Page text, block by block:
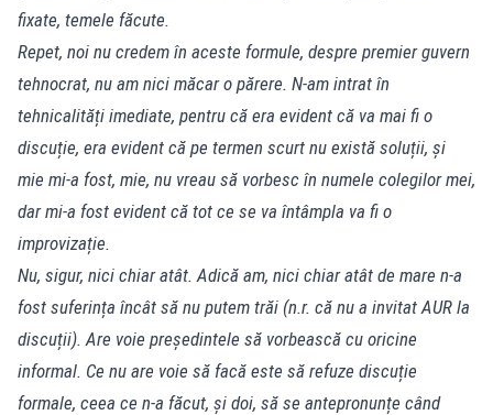
fixate, temele făcute.
Repet, noi nu credem în aceste formule, despre premier guvern
tehnocrat, nu am nici măcar o părere. N-am intrat în
tehnicalități imediate, pentru că era evident că va mai fi o
discuție, era evident că pe termen scurt nu există soluții, și
mie mi-a fost, mie, nu vreau să vorbesc în numele colegilor mei,
dar mi-a fost evident că tot ce se va întâmpla va fi o
improvizație.
Nu, sigur, nici chiar atât. Adică am, nici chiar atât de mare n-a
fost suferința încât să nu putem trăi (n.r. că nu a invitat AUR la
discuții). Are voie președintele să vorbească cu oricine
informal. Ce nu are voie să facă este să refuze discuție
formale, ceea ce n-a făcut, și doi, să se antepronunțe când